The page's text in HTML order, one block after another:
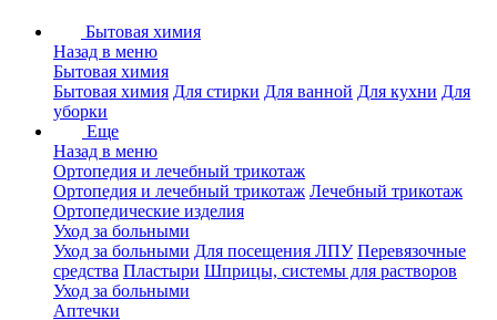
Бытовая химия
Назад в меню
Бытовая химия
Бытовая химия Для стирки Для ванной Для кухни Для
уборки
Еще
Назад в меню
Ортопедия и лечебный трикотаж
Ортопедия и лечебный трикотаж Лечебный трикотаж
Ортопедические изделия
Уход за больными
Уход за больными Для посещения ЛПУ Перевязочные
средства Пластыри Шприцы, системы для растворов
Уход за больными
Аптечки